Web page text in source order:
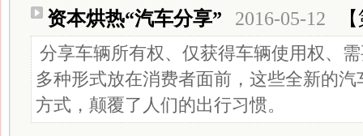
资本烘热“汽车分享” 2016-05-12
分享车辆所有权、仅获得车辆使用权、
多种形式放在消费者面前，这些全新的
方式，颠覆了人们的出行习惯。